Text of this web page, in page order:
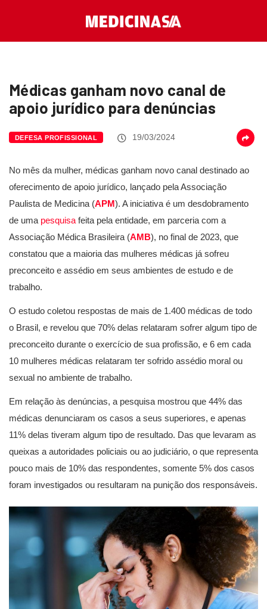
Médicas ganham novo canal de
apoio jurídico para denúncias
DEFESA PROFISSIONAL 19/03/2024
No mês da mulher, médicas ganham novo canal destinado ao
oferecimento de apoio jurídico, lançado pela Associação
Paulista de Medicina (APM). A iniciativa é um desdobramento
de uma pesquisa feita pela entidade, em parceria com a
Associação Médica Brasileira (AMB), no final de 2023, que
constatou que a maioria das mulheres médicas já sofreu
preconceito e assédio em seus ambientes de estudo e de
trabalho.
O estudo coletou respostas de mais de 1.400 médicas de todo
o Brasil, e revelou que 70% delas relataram sofrer algum tipo de
preconceito durante o exercício de sua profissão, e 6 em cada
10 mulheres médicas relataram ter sofrido assédio moral ou
sexual no ambiente de trabalho.
Em relação às denúncias, a pesquisa mostrou que 44% das
médicas denunciaram os casos a seus superiores, e apenas
11% delas tiveram algum tipo de resultado. Das que levaram as
queixas a autoridades policiais ou ao judiciário, o que representa
pouco mais de 10% das respondentes, somente 5% dos casos
foram investigados ou resultaram na punição dos responsáveis.